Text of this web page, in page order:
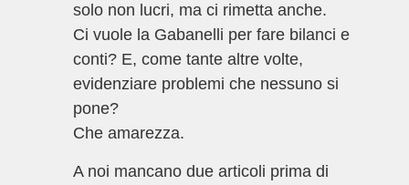
solo non lucri, ma ci rimetta anche.
Ci vuole la Gabanelli per fare bilanci e
conti? E, come tante altre volte,
evidenziare problemi che nessuno si
pone?
Che amarezza.
A noi mancano due articoli prima di